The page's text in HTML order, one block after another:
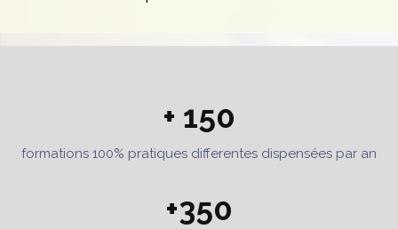
+ 150
formations 100% pratiques differentes dispensées par an
+350